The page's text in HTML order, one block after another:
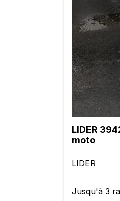
LIDER
moto
LIDER
Jusqu'à 3